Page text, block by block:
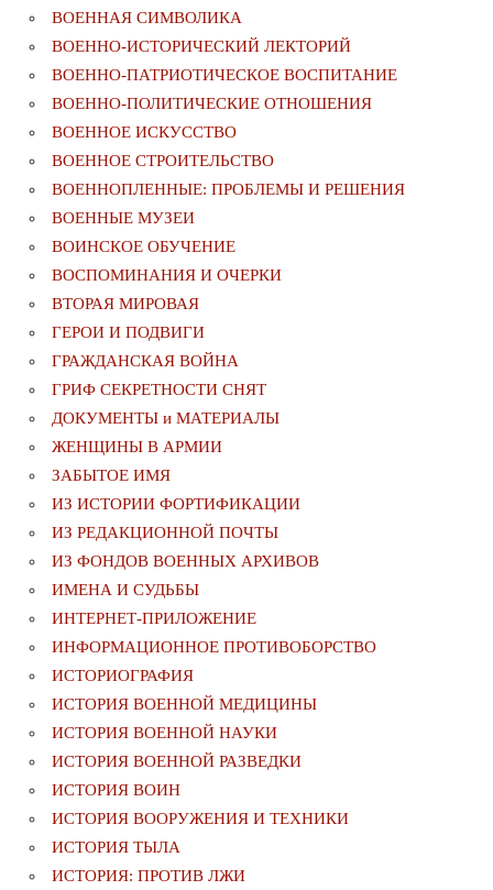
ВОЕННАЯ СИМВОЛИКА
ВОЕННО-ИСТОРИЧЕСКИЙ ЛЕКТОРИЙ
ВОЕННО-ПАТРИОТИЧЕСКОЕ ВОСПИТАНИЕ
ВОЕННО-ПОЛИТИЧЕСКИE ОТНОШЕНИЯ
ВОЕННОЕ ИСКУССТВО
ВОЕННОЕ СТРОИТЕЛЬСТВО
ВОЕННОПЛЕННЫЕ: ПРОБЛЕМЫ И РЕШЕНИЯ
ВОЕННЫЕ МУЗЕИ
ВОИНСКОЕ ОБУЧЕНИЕ
ВОСПОМИНАНИЯ И ОЧЕРКИ
ВТОРАЯ МИРОВАЯ
ГЕРОИ И ПОДВИГИ
ГРАЖДАНСКАЯ ВОЙНА
ГРИФ СЕКРЕТНОСТИ СНЯТ
ДОКУМЕНТЫ и МАТЕРИАЛЫ
ЖЕНЩИНЫ В АРМИИ
ЗАБЫТОЕ ИМЯ
ИЗ ИСТОРИИ ФОРТИФИКАЦИИ
ИЗ РЕДАКЦИОННОЙ ПОЧТЫ
ИЗ ФОНДОВ ВОЕННЫХ АРХИВОВ
ИМЕНА И СУДЬБЫ
ИНТЕРНЕТ-ПРИЛОЖЕНИЕ
ИНФОРМАЦИОННОЕ ПРОТИВОБОРСТВО
ИСТОРИОГРАФИЯ
ИСТОРИЯ ВОЕННОЙ МЕДИЦИНЫ
ИСТОРИЯ ВОЕННОЙ НАУКИ
ИСТОРИЯ ВОЕННОЙ РАЗВЕДКИ
ИСТОРИЯ ВОИН
ИСТОРИЯ ВООРУЖЕНИЯ И ТЕХНИКИ
ИСТОРИЯ ТЫЛА
ИСТОРИЯ: ПРОТИВ ЛЖИ